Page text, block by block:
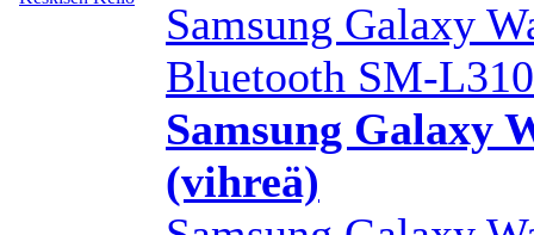
Samsung Galaxy
Bluetooth SM-
Samsung Galaxy
(vihreä)